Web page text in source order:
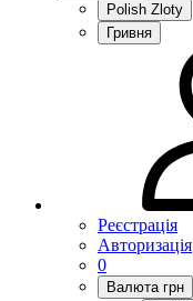
Polish Zloty
Гривня
Реєстрація
Авторизація
0
Валюта грн